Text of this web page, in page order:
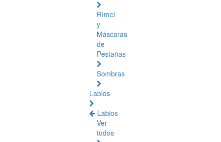
Rímel
y
Máscaras
de
Pestañas
Sombras
Labios
Labios
Ver
todos